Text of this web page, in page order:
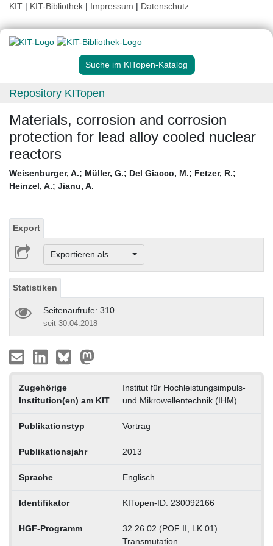
KIT | KIT-Bibliothek | Impressum | Datenschutz
Suche im KITopen-Katalog
Repository KITopen
Materials, corrosion and corrosion
protection for lead alloy cooled nuclear
reactors
Weisenburger, A.; Müller, G.; Del Giacco, M.; Fetzer, R.;
Heinzel, A.; Jianu, A.
Export
Exportieren als ...
Statistiken
Seitenaufrufe: 310
seit 30.04.2018
Zugehörige
Institution(en) am KIT
Institut für Hochleistungsimpuls-
und Mikrowellentechnik (IHM)
Publikationstyp Vortrag
Publikationsjahr 2013
Sprache Englisch
Identifikator KITopen-ID: 230092166
HGF-Programm
32.26.02 (POF II, LK 01)
Transmutation